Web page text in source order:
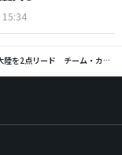
2点リード チーム・カップ初日